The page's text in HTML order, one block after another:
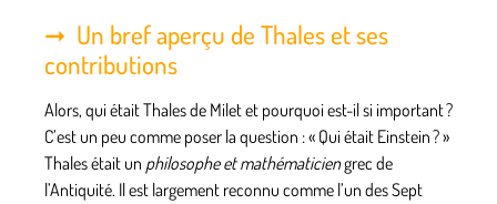
Un bref aperçu de Thales et ses
contributions
Alors, qui était Thales de Milet et pourquoi est-il si important ?
C’est un peu comme poser la question : « Qui était Einstein ? »
Thales était un philosophe et mathématiciengrec de
l’Antiquité. Il est largement reconnu comme l’un desSept